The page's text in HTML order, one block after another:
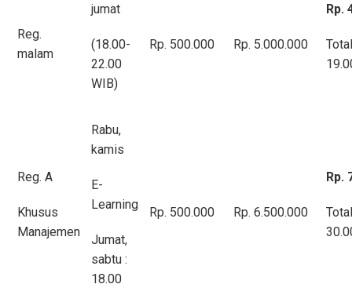
Reg.
malam
jumat
(18.00-
22.00
WIB)
Rp. 500.000 Rp. 5.000.000
Rp.
Reg. A
Khusus
Manajemen
Rabu,
kamis
E-
Learning
Jumat,
sabtu :
18.00
Rp. 500.000 Rp. 6.500.000
Rp.